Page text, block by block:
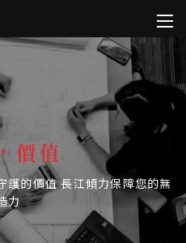
價值
護的價值 長江傾力保障您的無
力